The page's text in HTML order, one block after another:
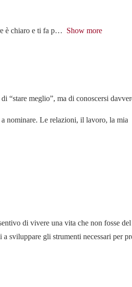
è chiaro e ti fa p
Show more
“stare meglio”, ma di conoscersi
nominare. Le relazioni, il lavoro, la mia
di vivere una vita che non fosse
sviluppare gli strumenti necessari per